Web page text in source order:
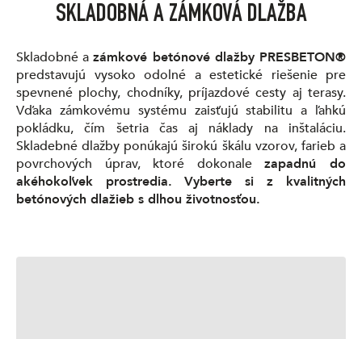
SKLADOBNÁ A ZÁMKOVÁ DLAŽBA
Skladobné azámkové betónové dlažby PRESBETON®
predstavujú vysoko odolné a estetické riešenie pre
spevnené plochy, chodníky, príjazdové cesty aj terasy.
Vďaka zámkovému systému zaisťujú stabilitu a ľahkú
pokládku, čím šetria čas aj náklady na inštaláciu.
Skladebné dlažby ponúkajú širokú škálu vzorov, farieb a
povrchových úprav, ktoré dokonalezapadnú do
akéhokoľvek prostredia.
Vyberte si z kvalitných
betónových dlažieb s dlhou životnosťou.